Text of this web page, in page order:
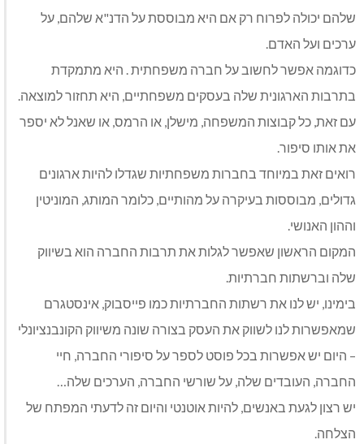
שלהם יכולה לפרוח רק אם היא מבוססת על הדנ"א שלהם, על
ערכים ועל האדם.
כדוגמה אפשר לחשוב על חברה משפחתית . היא מתמקדת
בתרבות הארגונית שלה בעסקים משפחתיים, היא תחזור למוצאה.
עם זאת, כל קבוצות המשפחה, מישלן, או הרמס, או שאנל לא יספר
את אותו סיפור.
רואים זאת במיוחד בחברות משפחתיות שגדלו להיות ארגונים
גדולים, מבוססות בעיקרה על מהותיים, כלומר המותג, המוניטין
וההון האנושי.
המקום הראשון שאפשר לגלות את תרבות החברה הוא בשיווק
שלה וברשתות חברתיות.
בימינו, יש לנו את רשתות החברתיות כמו פייסבוק, אינסטגרם
שמאפשרות לנו לשווק את העסק בצורה שונה משיווק הקונבנציונלי
– היום יש אפשרות בכל פוסט לספר על סיפורי החברה, חיי
החברה, העובדים שלה, על שורשי החברה, הערכים שלה…
יש רצון לגעת באנשים, להיות אוטנטי והיום זה לדעתי המפתח של
הצלחה.